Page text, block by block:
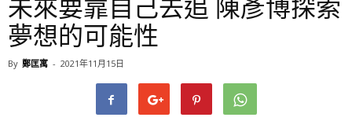
未來要靠自己去追 陳彥博探索
夢想的可能性
By 鄭匡寓 - 2021年11月15日